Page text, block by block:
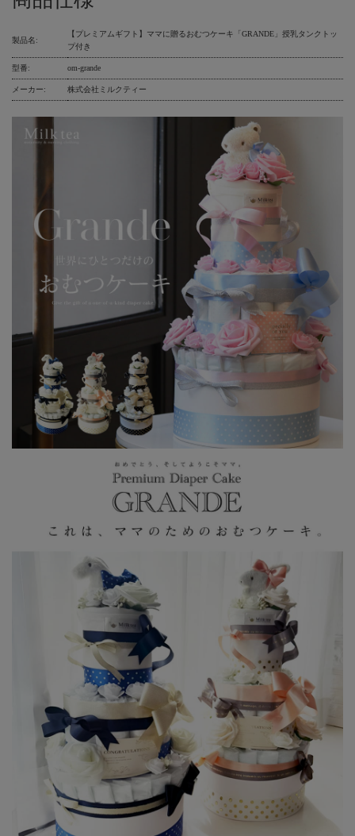
製品名:
【プレミアムギフト】ママに贈るおむつケーキ「GRANDE」授乳タンクトッ
プ付き
型番: om-grande
メーカー: 株式会社ミルクティー